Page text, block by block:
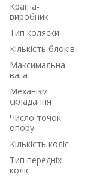
Країна-
виробник
Тип коляски
Кількість блоків
Максимальна
вага
Механізм
складання
Число точок
опору
Кількість коліс
Тип передніх
коліс